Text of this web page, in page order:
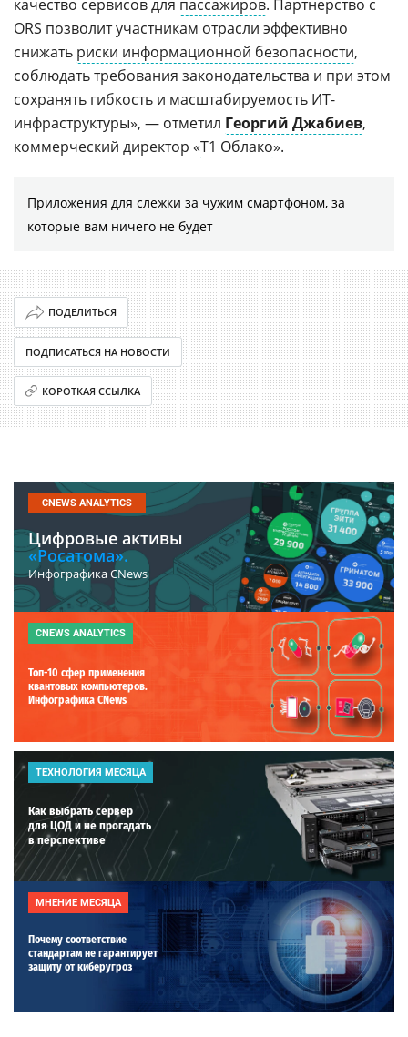
качество сервисов для пассажиров. Партнерство с
ORS позволит участникам отрасли эффективно
снижать риски информационной безопасности,
соблюдать требования законодательства и при этом
сохранять гибкость и масштабируемость ИТ-
инфраструктуры», — отметил Георгий Джабиев,
коммерческий директор «Т1 Облако».
Приложения для слежки за чужим смартфоном, за
которые вам ничего не будет
ПОДЕЛИТЬСЯ
ПОДПИСАТЬСЯ НА НОВОСТИ
КОРОТКАЯ ССЫЛКА
CNEWS ANALYTICS
Цифровые активы
«Росатома».
Инфографика CNews
CNEWS ANALYTICS
Топ-10 сфер применения
квантовых компьютеров.
Инфографика CNews
ТЕХНОЛОГИЯ МЕСЯЦА
Как выбрать сервер
для ЦОД и не прогадать
в перспективе
МНЕНИЕ МЕСЯЦА
Почему соответствие
стандартам не гарантирует
защиту от киберугроз